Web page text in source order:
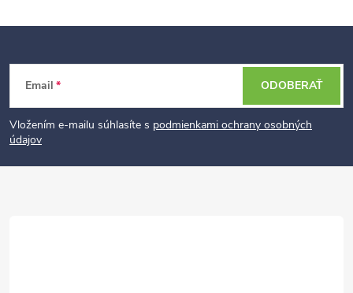
t
Email
Vložením e-mailu súhlasíte s podmienkami ochrany osobných
údajov
ODOBERAŤ